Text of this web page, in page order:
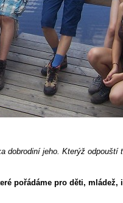
dobrodiní jeho. Kterýž odpouští
pořádáme pro děti,